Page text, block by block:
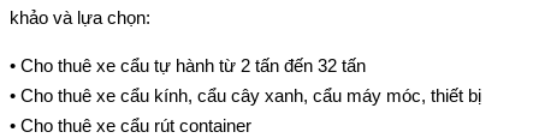
khảo và lựa chọn:
• Cho thuê xe cẩu tự hành từ 2 tấn đến 32 tấn
• Cho thuê xe cẩu kính, cẩu cây xanh, cẩu máy móc, thiết bị
• Cho thuê xe cẩu rút container